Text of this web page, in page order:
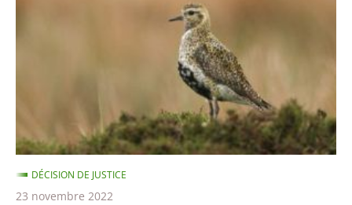
2022
sont
illégales
DÉCISION DE JUSTICE
23 novembre 2022